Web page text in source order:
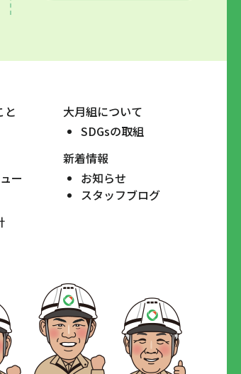
と
大月組について
SDGsの取組
ー
新着情報
お知らせ
スタッフブログ